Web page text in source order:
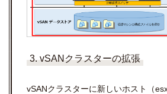
3. vSANクラスターの拡張
vSANクラスターに新しいホスト（